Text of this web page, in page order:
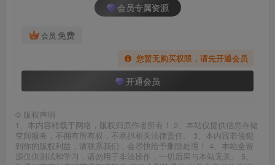
会员专属资源
会员 免费
您暂无购买权限，请先开通会员
开通会员
© 版权声明
1、本内容转载于网络，版权归原作者所有！ 2、本站仅提供信息存储
空间服务，不拥有所有权，不承担相关法律责任。 3、本内容若侵犯
到你的版权利益，请联系我们，会尽快给予删除处理！ 4、本站全资
源仅供测试和学习，请勿用于非法操作，一切后果与本站无关。 5、